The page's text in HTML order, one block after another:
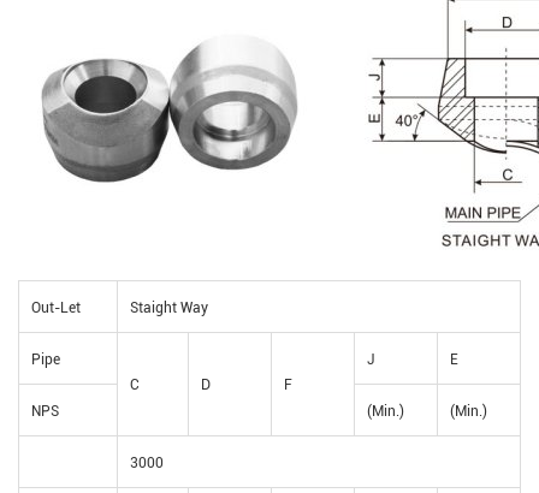
Out-Let Staight Way
Pipe
C
D F
J E
NPS (Min.) (Min.)
3000